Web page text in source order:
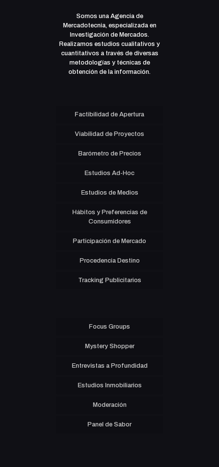
Somos una Agencia de
Mercadotecnia, especializada en
Investigación de Mercados.
Realizamos estudios cualitativos y
cuantitativos a través de diversas
metodologías y técnicas de
obtención de la información.
Factibilidad de Apertura
Viabilidad de Proyectos
Barómetro de Precios
Estudios Ad-Hoc
Estudios de Medios
Hábitos y Preferencias de
Consumidores
Participación de Mercado
Procedencia Destino
Tracking Publicitarios
Focus Groups
Mystery Shopper
Entrevistas a Profundidad
Estudios Inmobiliarios
Moderación
Panel de Sabor